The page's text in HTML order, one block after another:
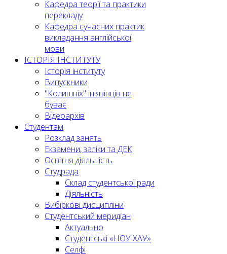
Кафедра теорії та практики
перекладу
Кафедра сучасних практик
викладання англійської
мови
ІСТОРІЯ ІНСТИТУТУ
Історія інституту
Випускники
"Колишніх" ін'язівців не
буває
Відеоархів
Студентам
Розклад занять
Екзамени, заліки та ДЕК
Освітня діяльність
Студрада
Склад студентської ради
Діяльність
Вибіркові дисципліни
Студентський меридіан
Актуально
Студентські «НОУ-ХАУ»
Селфі